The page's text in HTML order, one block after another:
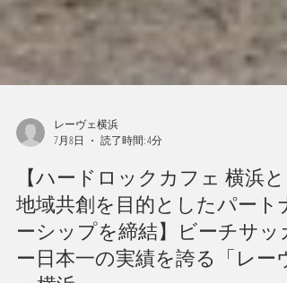
レーヴェ横浜
7月8日
読了時間: 4分
【ハードロックカフェ 横浜と
地域共創を目的としたパートナ